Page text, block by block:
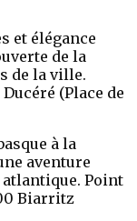
et élégance
de la
de la ville.
(Place de
à la
aventure
Point
Biarritz